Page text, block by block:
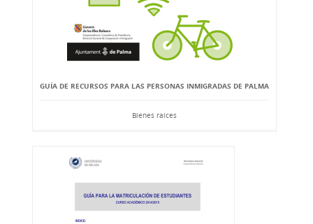
GUÍA DE RECURSOS PARA LAS PERSONAS INMIGRADAS DE PALMA
Bienes raíces